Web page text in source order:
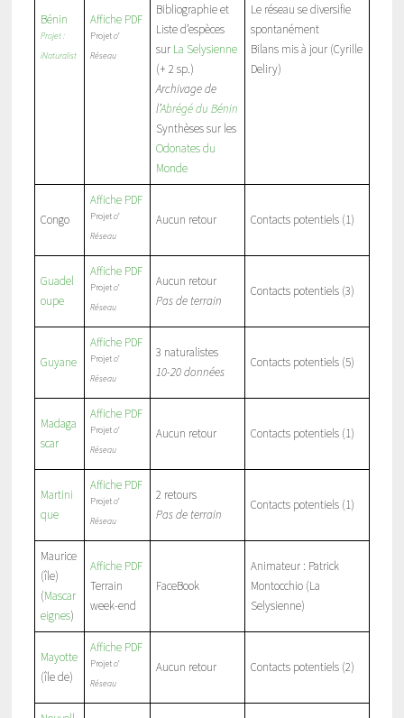
Bénin
Projet :
iNaturalist
Affiche PDF
Projeto’
Réseau
Bibliographie et
Liste d’espèces
sur La Selysienne
(+ 2 sp.)
Archivage de
l’Abrégé du Bénin
Synthèses sur les
Odonates du
Monde
Le réseau se diversifie
spontanément
Bilans mis à jour (Cyrille
Deliry)
Congo
Affiche PDF
Projeto’
Réseau
Aucun retour Contacts potentiels (1)
Guadel
oupe
Affiche PDF
Projeto’
Réseau
Aucun retour
Pas de terrain
Contacts potentiels (3)
Guyane
Affiche PDF
Projeto’
Réseau
3 naturalistes
10-20 données
Contacts potentiels (5)
Madaga
scar
Affiche PDF
Projeto’
Réseau
Aucun retour Contacts potentiels (1)
Martini
que
Affiche PDF
Projeto’
Réseau
2 retours
Pas de terrain
Contacts potentiels (1)
Maurice
(île)
(Mascar
eignes)
Affiche PDF
Terrain
week-end
FaceBook
Animateur : Patrick
Montocchio (La
Selysienne)
Mayotte
(île de)
Affiche PDF
Projeto’
Réseau
Aucun retour Contacts potentiels (2)